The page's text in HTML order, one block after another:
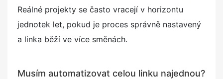
Reálné projekty se často vracejí v horizontu
jednotek let, pokud je proces správně nastavený
a linka běží ve více směnách.
Musím automatizovat celou linku najednou?